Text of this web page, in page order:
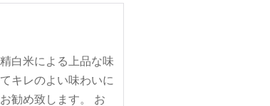
白米による上品な味
キレのよい味わいに
勧め致します。 お